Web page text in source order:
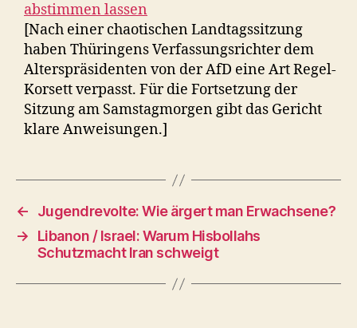
abstimmen lassen
[Nach einer chaotischen Landtagssitzung
haben Thüringens Verfassungsrichter dem
Alterspräsidenten von der AfD eine Art Regel-
Korsett verpasst. Für die Fortsetzung der
Sitzung am Samstagmorgen gibt das Gericht
klare Anweisungen.]
←
Jugendrevolte: Wie ärgert man Erwachsene?
→
Libanon / Israel: Warum Hisbollahs
Schutzmacht Iran schweigt